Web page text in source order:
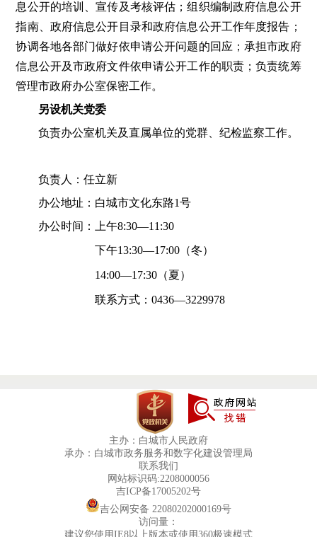
息公开的培训、宣传及考核评估；组织编制政府信息公开
指南、政府信息公开目录和政府信息公开工作年度报告；
协调各地各部门做好依申请公开问题的回应；承担市政府
信息公开及市政府文件依申请公开工作的职责；负责统筹
管理市政府办公室保密工作。
另设机关党委
负责办公室机关及直属单位的党群、纪检监察工作。
负责人：任立新
办公地址：白城市文化东路1号
办公时间：上午8:30—11:30
下午13:30—17:00（冬）
14:00—17:30（夏）
联系方式：0436—3229978
主办：白城市人民政府
承办：白城市政务服务和数字化建设管理局
联系我们
网站标识码:2208000056
吉ICP备17005202号
吉公网安备 22080202000169号
访问量：
建议您使用IE8以上版本或使用360极速模式